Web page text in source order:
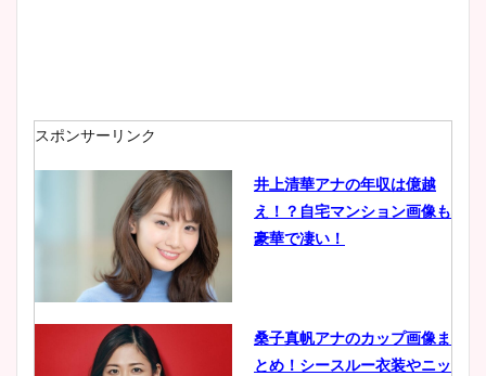
スポンサーリンク
井上清華アナの年収は億越
え！？自宅マンション画像も
豪華で凄い！
桑子真帆アナのカップ画像ま
とめ！シースルー衣装やニッ